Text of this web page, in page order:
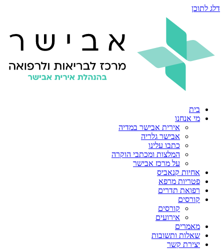
דלג לתוכן
בית
מי אנחנו
אירית אבישר במדיה
אבישר גלריה
כתבו עלינו
המלצות ומכתבי הוקרה
על מרכז אבישר
אחיות קנאביס
פטריות מרפא
רפואת תדרים
קורסים
קורסים
אירועים
מאמרים
שאלות ותשובות
יצירת קשר